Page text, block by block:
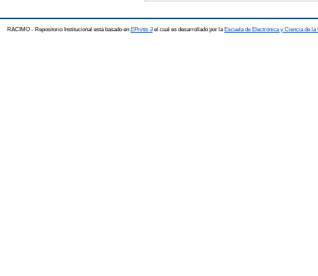
RACIMO - Repositorio Institucional está basado en EPrints 3el cual es desarrollado por la Escuela de Electrónica y Ciencia de la